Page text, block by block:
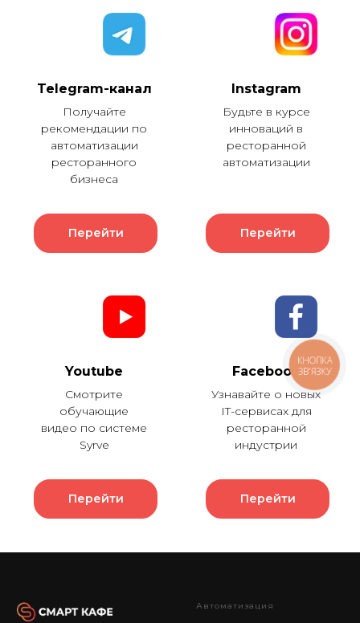
Telegram-канал
Получайте
рекомендации по
автоматизации
ресторанного
бизнеса
Перейти
Instagram
Будьте в курсе
инноваций в
ресторанной
автоматизации
Перейти
Youtube
Смотрите
обучающие
видео по системе
Syrve
Перейти
Facebook
Узнавайте о новых
IT-сервисах для
ресторанной
индустрии
Перейти
Автоматизация
КНОПКА
ЗВ'ЯЗКУ